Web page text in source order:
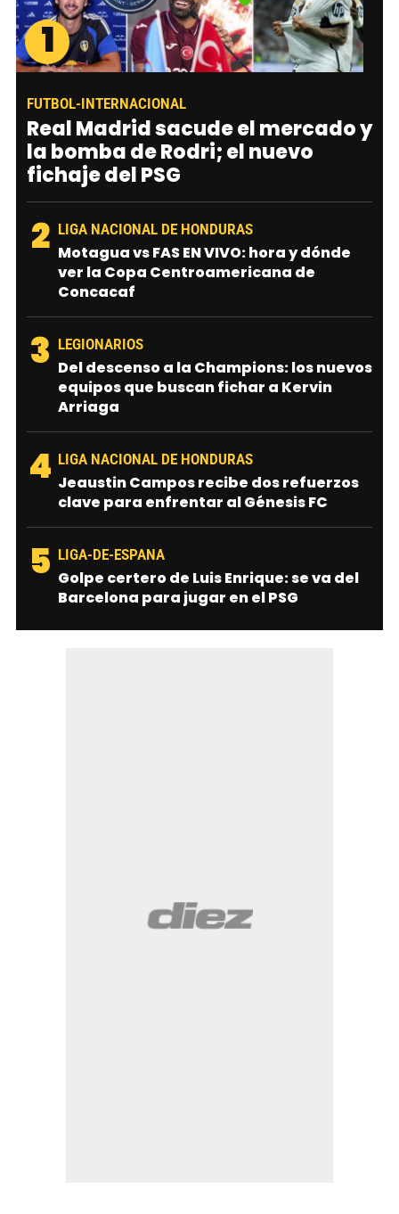
1
FUTBOL-INTERNACIONAL
Real Madrid sacude el mercado y
la bomba de Rodri; el nuevo
fichaje del PSG
2 LIGA NACIONAL DE HONDURAS
Motagua vs FAS EN VIVO: hora y dónde
ver la Copa Centroamericana de
Concacaf
3 LEGIONARIOS
Del descenso a la Champions: los nuevos
equipos que buscan fichar a Kervin
Arriaga
4 LIGA NACIONAL DE HONDURAS
Jeaustin Campos recibe dos refuerzos
clave para enfrentar al Génesis FC
5 LIGA-DE-ESPANA
Golpe certero de Luis Enrique: se va del
Barcelona para jugar en el PSG